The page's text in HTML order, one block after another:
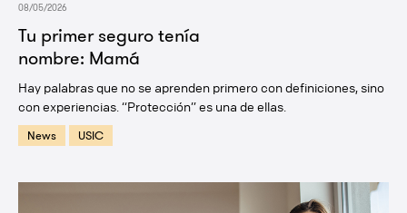
Tu primer seguro tenía
nombre: Mamá
08/05/2026
Hay palabras que no se aprenden primero con definiciones, sino
con experiencias. “Protección” es una de ellas.
News USIC